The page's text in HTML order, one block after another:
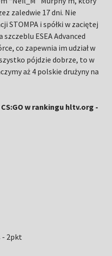
zaledwie 17 dni. Nie
STOMPA i spółki w zaciętej
szczeblu ESEA Advanced
co zapewnia im udział w
pójdzie dobrze, to w
aż 4 polskie drużyny na
w rankingu hltv.org -
- 2pkt